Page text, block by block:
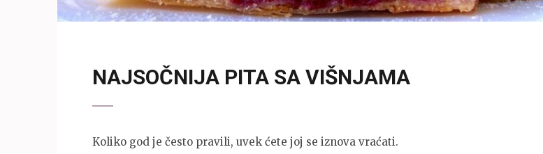
NAJSOČNIJA PITA SA VIŠNJAMA
Koliko god je često pravili, uvek ćete joj se iznova vraćati.